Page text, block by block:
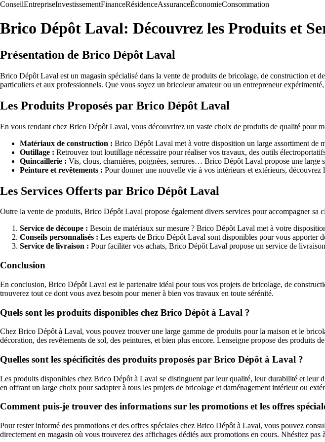
ConseilEntrepriseInvestissementFinanceRésidenceAssuranceÉconomieConsommation
Brico Dépôt Laval: Découvrez les Produits et
Présentation de Brico Dépôt Laval
Brico Dépôt Laval est un magasin spécialisé dans la vente de produits de bricolage, de construction
particuliers et aux professionnels. Que vous soyez un bricoleur amateur ou un entrepreneur
Les Produits Proposés par Brico Dépôt Laval
En vous rendant chez Brico Dépôt Laval, vous découvrirez un vaste choix de produits de qualité pour
Matériaux de construction : Brico Dépôt Laval met à votre disposition un large assortiment de
Outillage : Retrouvez tout loutillage nécessaire pour réaliser vos travaux, des outils
Quincaillerie : Vis, clous, charnières, poignées, serrures… Brico Dépôt Laval propose une large
Peinture et revêtements : Pour donner une nouvelle vie à vos intérieurs et extérieurs,
Les Services Offerts par Brico Dépôt Laval
Outre la vente de produits, Brico Dépôt Laval propose également divers services pour accompagner sa
Service de découpe : Besoin de matériaux sur mesure ? Brico Dépôt Laval met à votre
Conseils personnalisés : Les experts de Brico Dépôt Laval sont disponibles pour vous apporter
Service de livraison : Pour faciliter vos achats, Brico Dépôt Laval propose un service de
Conclusion
En conclusion, Brico Dépôt Laval est le partenaire idéal pour tous vos projets de bricolage, de
trouverez tout ce dont vous avez besoin pour mener à bien vos travaux en toute sérénité.
Quels sont les produits disponibles chez Brico Dépôt à Laval ?
Chez Brico Dépôt à Laval, vous pouvez trouver une large gamme de produits pour la maison et le
décoration, des revêtements de sol, des peintures, et bien plus encore. Lenseigne propose des
Quelles sont les spécificités des produits proposés par Brico Dépôt à Laval ?
Les produits disponibles chez Brico Dépôt à Laval se distinguent par leur qualité, leur durabilité et leur
en offrant un large choix pour sadapter à tous les projets de bricolage et daménagement intérieur ou
Comment puis-je trouver des informations sur les promotions et les offres
Pour rester informé des promotions et des offres spéciales chez Brico Dépôt à Laval, vous pouvez
directement en magasin où vous trouverez des affichages dédiés aux promotions en cours. Nhésitez